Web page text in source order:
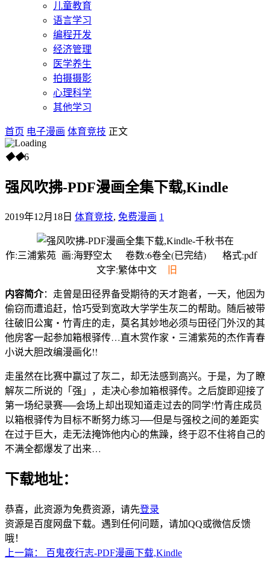
儿童教育
语言学习
编程开发
经济管理
医学养生
拍摄摄影
心理科学
其他学习
首页 电子漫画 体育竞技 正文
◆◆6
强风吹拂-PDF漫画全集下载,Kindle
2019年12月18日 体育竞技, 免费漫画 1
作:三浦紫苑 画:海野空太 卷数:6卷全(已完结) 格式:pdf
文字:繁体中文 旧
内容简介：走曾是田径界备受期待的天才跑者，一天，他因为
偷窃而遭追赶，恰巧受到宽政大学学生灰二的帮助。随后被带
往破旧公寓‧竹青庄的走，莫名其妙地必须与田径门外汉的其
他房客一起参加箱根驿传…直木赏作家‧三浦紫苑的杰作青春
小说大胆改编漫画化!!
走虽然在比赛中赢过了灰二，却无法感到高兴。于是，为了瞭
解灰二所说的「强」，走决心参加箱根驿传。之后旋即迎接了
第一场纪录赛──会场上却出现知道走过去的同学!竹青庄成员
以箱根驿传为目标不断努力练习──但是与强校之间的差距实
在过于巨大，走无法掩饰他内心的焦躁，终于忍不住将自己的
不满全都爆发了出来…
下载地址：
恭喜，此资源为免费资源，请先登录
资源是百度网盘下载。遇到任何问题，请加QQ或微信反馈
哦！
上一篇：
百鬼夜行志-PDF漫画下载,Kindle